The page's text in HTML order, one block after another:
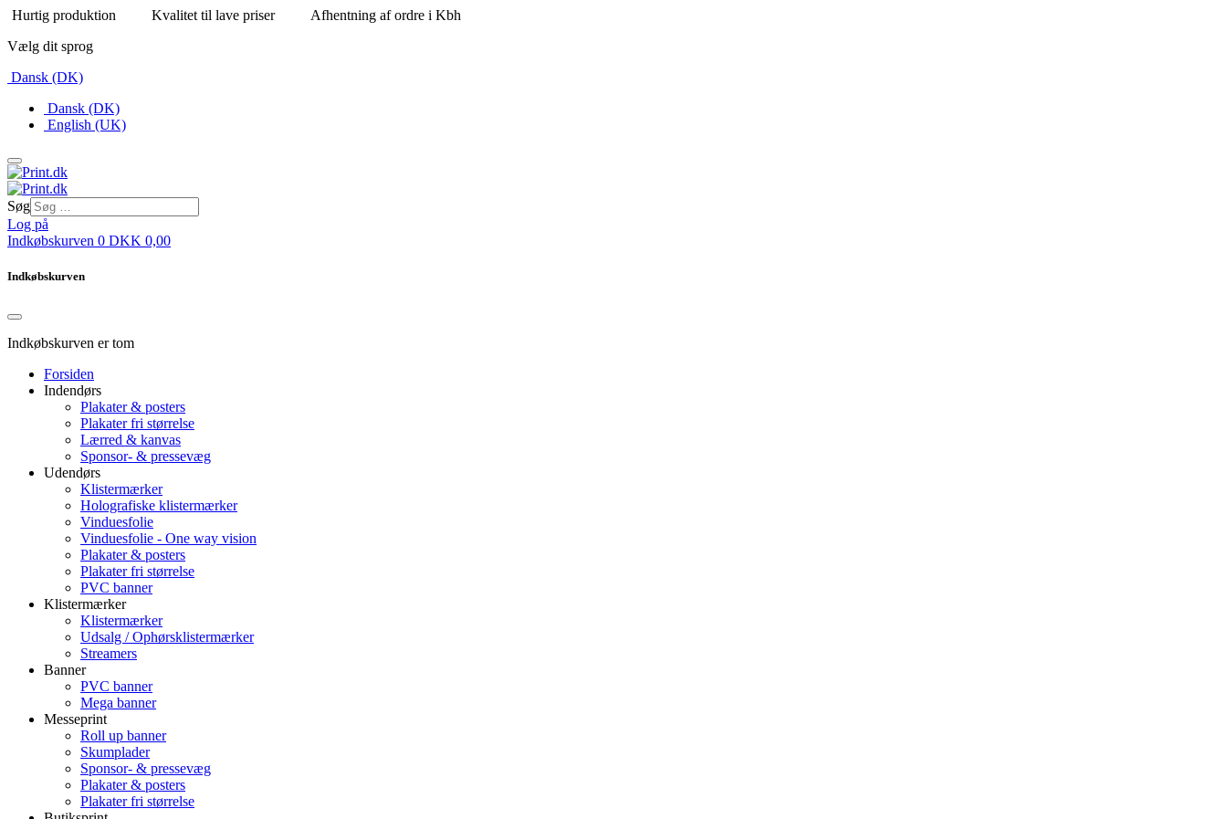
Hurtig produktion Kvalitet til lave priser
Afhentning af ordre i Kbh
Vælg dit sprog
Dansk (DK)
Dansk (DK)
English (UK)
Søg
Log på
Indkøbskurven 0 DKK 0,00
Indkøbskurven
Indkøbskurven er tom
Forsiden
Indendørs
Plakater & posters
Plakater fri størrelse
Lærred & kanvas
Sponsor- & pressevæg
Udendørs
Klistermærker
Holografiske klistermærker
Vinduesfolie
Vinduesfolie - One way vision
Plakater & posters
Plakater fri størrelse
PVC banner
Klistermærker
Klistermærker
Udsalg / Ophørsklistermærker
Streamers
Banner
PVC banner
Mega banner
Messeprint
Roll up banner
Skumplader
Sponsor- & pressevæg
Plakater & posters
Plakater fri størrelse